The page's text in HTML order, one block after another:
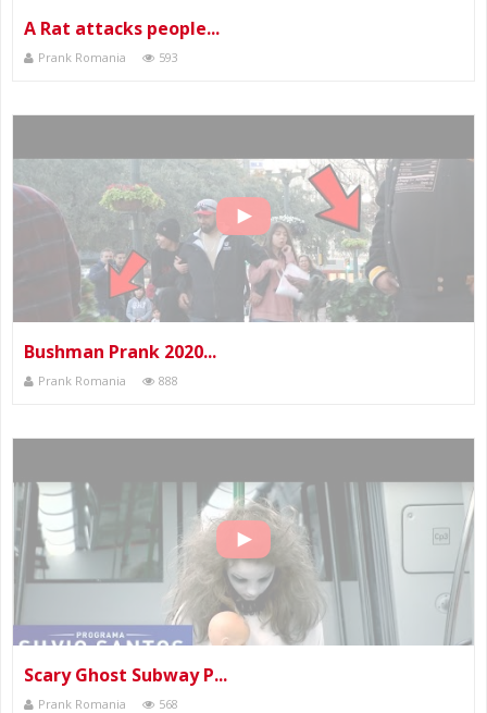
A Rat attacks people...
Prank Romania 593
Bushman Prank 2020...
Prank Romania 888
Scary Ghost Subway P...
Prank Romania 568